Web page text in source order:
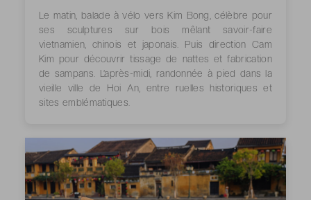
Le matin, balade à vélo vers Kim Bong, célèbre pour
ses sculptures sur bois mêlant savoir-faire
vietnamien, chinois et japonais. Puis direction Cam
Kim pour découvrir tissage de nattes et fabrication
de sampans. L’après-midi, randonnée à pied dans la
vieille ville de Hoi An, entre ruelles historiques et
sites emblématiques.